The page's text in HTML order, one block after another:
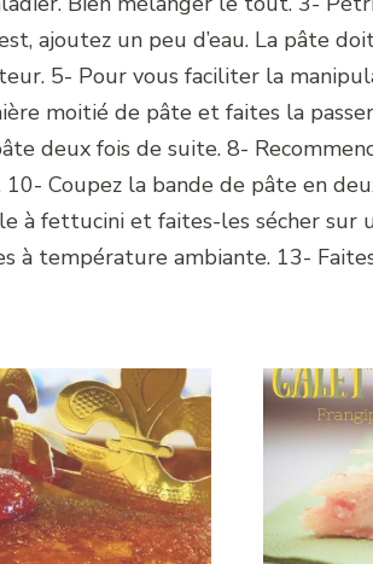
ajoutez un peu d’eau. La pâte
5- Pour vous faciliter la
moitié de pâte et faites la passer
deux fois de suite. 8-
Coupez la bande de pâte en
à fettucini et faites-les sécher sur
à température ambiante. 13-